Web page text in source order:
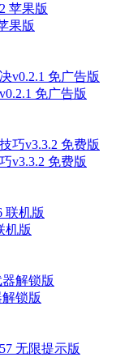
果版
免广告版
v3.3.2 免费版
机版
锁版